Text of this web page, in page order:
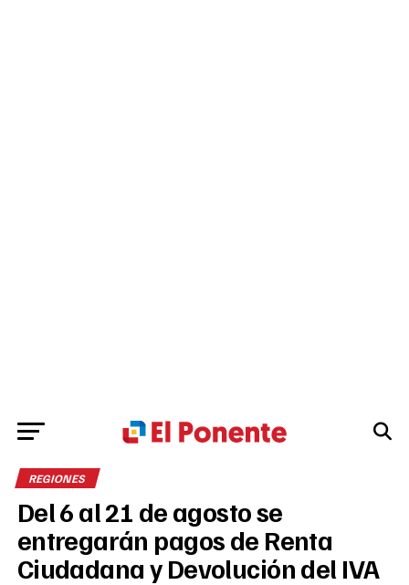
REGIONES
Del 6 al 21 de agosto se
entregarán pagos de Renta
Ciudadana y Devolución del IVA